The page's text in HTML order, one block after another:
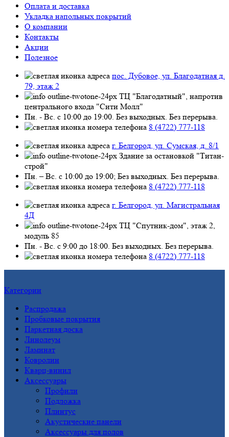
Оплата и доставка
Укладка напольных покрытий
О компании
Контакты
Акции
Полезное
пос. Дубовое, ул. Благодатная д.
79, этаж 2
ТЦ "Благодатный", напротив
центрального входа "Сити Молл"
Пн. - Вс. с 10:00 до 19:00. Без выходных. Без перерыва.
8 (4722) 777-118
г. Белгород, ул. Сумская, д. 8/1
Здание за остановкой "Титан-
строй"
Пн. – Вс. с 10:00 до 19:00; Без выходных. Без перерыва.
8 (4722) 777-118
г. Белгород, ул. Магистральная
4Д
ТЦ "Спутник-дом", этаж 2,
модуль 85
Пн. - Вс. с 9:00 до 18:00. Без выходных. Без перерыва.
8 (4722) 777-118
Категории
Распродажа
Пробковые покрытия
Паркетная доска
Линолеум
Ламинат
Ковролин
Кварц-винил
Аксессуары
Профили
Подложка
Плинтус
Акустические панели
Аксессуары для полов